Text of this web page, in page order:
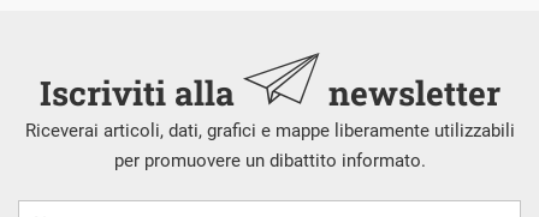
Iscriviti alla newsletter
Riceverai articoli, dati, grafici e mappe liberamente utilizzabili
per promuovere un dibattito informato.